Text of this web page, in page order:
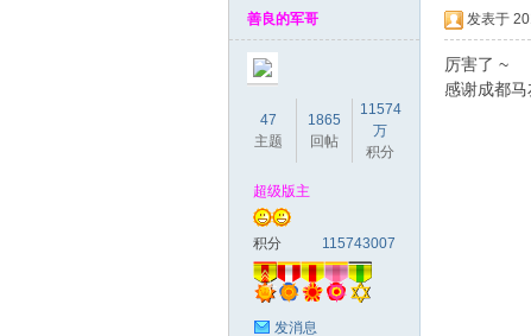
善良的军哥
47
主题
1865
回帖
11574
万
积分
超级版主
积分 115743007
发消息
发表于
厉害了 ~
感谢成都马